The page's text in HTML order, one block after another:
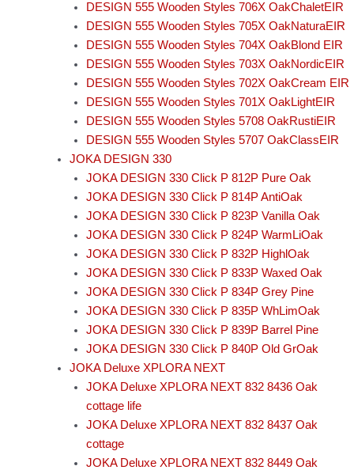
DESIGN 555 Wooden Styles 706X OakChaletEIR
DESIGN 555 Wooden Styles 705X OakNaturaEIR
DESIGN 555 Wooden Styles 704X OakBlond EIR
DESIGN 555 Wooden Styles 703X OakNordicEIR
DESIGN 555 Wooden Styles 702X OakCream EIR
DESIGN 555 Wooden Styles 701X OakLightEIR
DESIGN 555 Wooden Styles 5708 OakRustiEIR
DESIGN 555 Wooden Styles 5707 OakClassEIR
JOKA DESIGN 330
JOKA DESIGN 330 Click P 812P Pure Oak
JOKA DESIGN 330 Click P 814P AntiOak
JOKA DESIGN 330 Click P 823P Vanilla Oak
JOKA DESIGN 330 Click P 824P WarmLiOak
JOKA DESIGN 330 Click P 832P HighlOak
JOKA DESIGN 330 Click P 833P Waxed Oak
JOKA DESIGN 330 Click P 834P Grey Pine
JOKA DESIGN 330 Click P 835P WhLimOak
JOKA DESIGN 330 Click P 839P Barrel Pine
JOKA DESIGN 330 Click P 840P Old GrOak
JOKA Deluxe XPLORA NEXT
JOKA Deluxe XPLORA NEXT 832 8436 Oak
cottage life
JOKA Deluxe XPLORA NEXT 832 8437 Oak
cottage
JOKA Deluxe XPLORA NEXT 832 8449 Oak